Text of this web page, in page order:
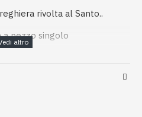
rivolta al Santo..
a pezzo singolo